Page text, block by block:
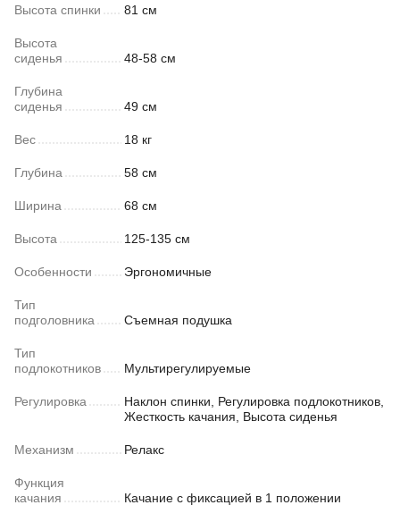
Высота спинки 81 см
Высота
сиденья
48-58 см
Глубина
сиденья
49 см
Вес 18 кг
Глубина 58 см
Ширина 68 см
Высота 125-135 см
Особенности Эргономичные
Тип
подголовника
Съемная подушка
Тип
подлокотников
Мультирегулируемые
Регулировка
Наклон спинки, Регулировка подлокотников,
Жесткость качания, Высота сиденья
Механизм Релакс
Функция
качания
Качание с фиксацией в 1 положении